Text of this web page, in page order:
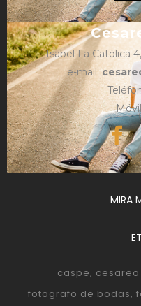
Isabel La Católica
e-mail:
MIRA
caspe
fotografo de bodas